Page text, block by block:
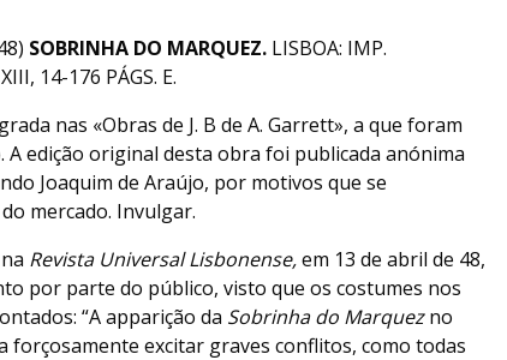
SOBRINHA DO MARQUEZ. LISBOA: IMP.
14-176 PÁGS. E.
nas «Obras de J. B de A. Garrett», a que foram
edição original desta obra foi publicada anónima
Joaquim de Araújo, por motivos que se
mercado. Invulgar.
Revista Universal Lisbonense,em 13 de abril de 48,
por parte do público, visto que os costumes nos
“A apparição da Sobrinha do Marquezno
forçosamente excitar graves conflitos, como todas